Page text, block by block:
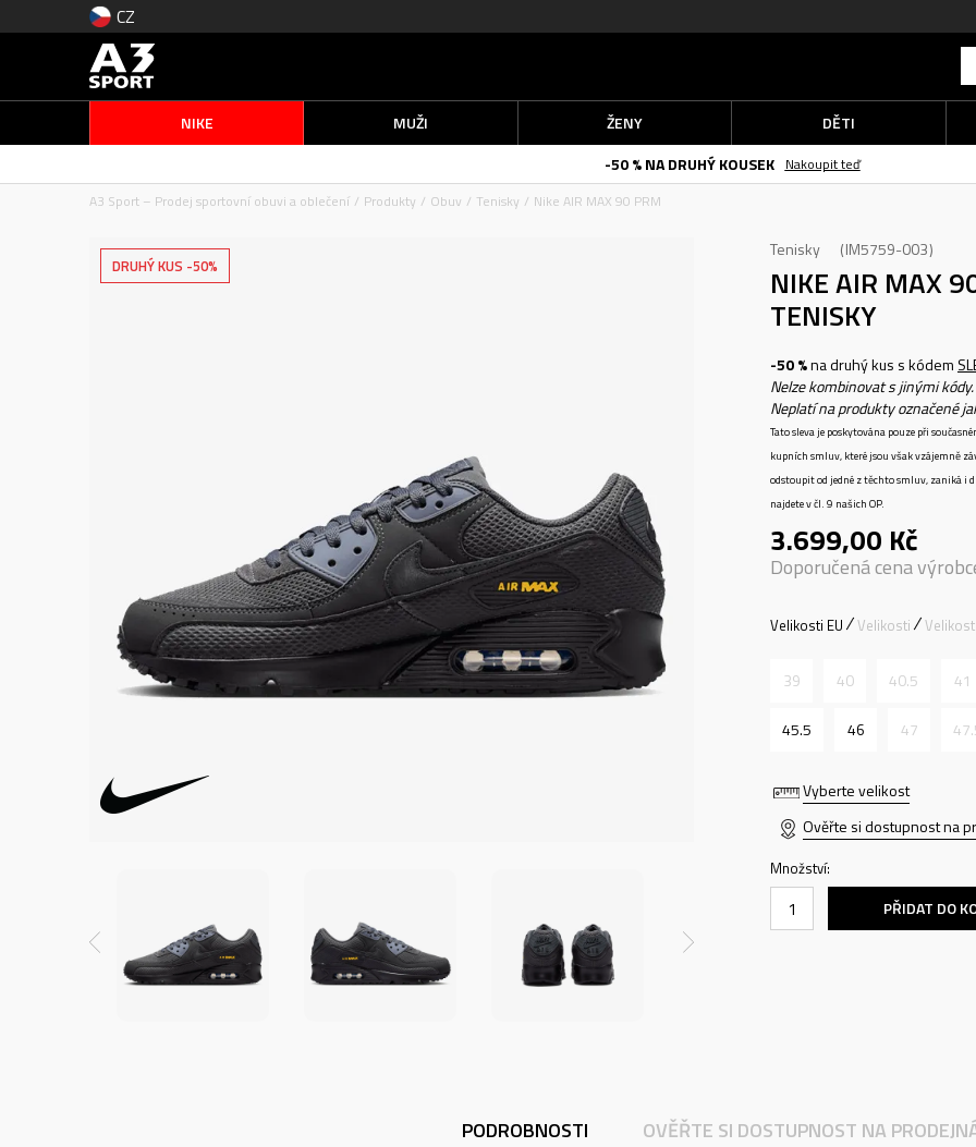
CZ
NIKE MUŽI ŽENY
DĚTI
-50 % NA DRUHÝ KOUSEK
Nakoupit teď
A3 Sport – Prodej sportovní obuvi a oblečení
Produkty Obuv Tenisky Nike AIR MAX 90 PRM
DRUHÝ KUS -50%
Tenisky IM5759-003
NIKE AIR MAX
TENISKY
-50 %na druhý kus s kódem
Nelze kombinovat s jinými kódy.
Neplatí na produkty označené
Tato sleva je poskytována pouze při
kupních smluv, které jsou však vzájemně
odstoupit od jedné z těchto smluv, zaniká i
najdete v čl. 9 našich OP.
3.699,00 Kč
Doporučená cena
Vyberte velikost
Velikosti EU Velikosti
39 40 40.5 41
45.5 46 47
Ověřte si dostupnost na
Množství:
PŘIDAT DO
PODROBNOSTI OVĚŘTE SI DOSTUPNOST NA